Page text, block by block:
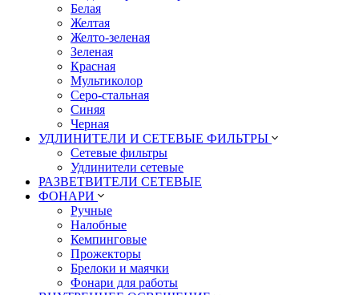
Белая
Желтая
Желто-зеленая
Зеленая
Красная
Мультиколор
Серо-стальная
Синяя
Черная
УДЛИНИТЕЛИ И СЕТЕВЫЕ ФИЛЬТРЫ
Сетевые фильтры
Удлинители сетевые
РАЗВЕТВИТЕЛИ СЕТЕВЫЕ
ФОНАРИ
Ручные
Налобные
Кемпинговые
Прожекторы
Брелоки и маячки
Фонари для работы